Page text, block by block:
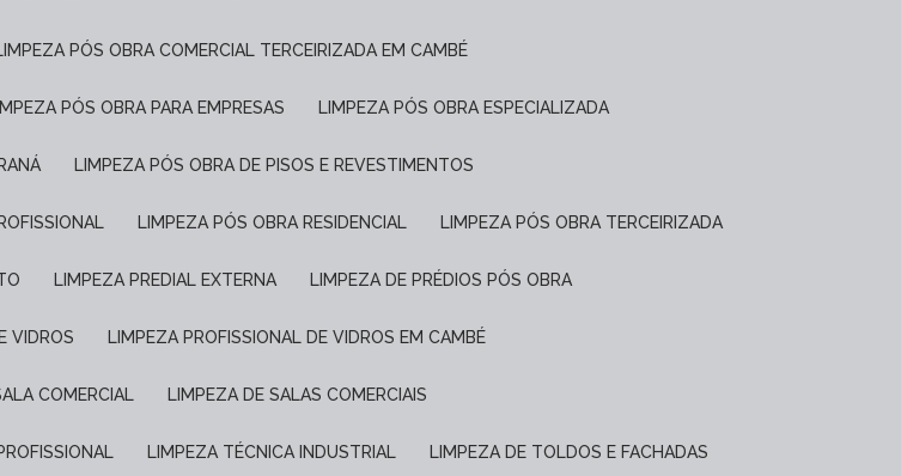
LIMPEZA PÓS OBRA COMERCIAL TERCEIRIZADA EM CAMBÉ
LIMPEZA PÓS OBRA PARA EMPRESAS LIMPEZA PÓS OBRA ESPECIALIZADA
LIMPEZA PÓS OBRA DE PISOS E REVESTIMENTOS
LIMPEZA PÓS OBRA RESIDENCIAL LIMPEZA PÓS OBRA TERCEIRIZADA
LIMPEZA PREDIAL EXTERNA LIMPEZA DE PRÉDIOS PÓS OBRA
VIDROS LIMPEZA PROFISSIONAL DE VIDROS EM CAMBÉ
COMERCIAL LIMPEZA DE SALAS COMERCIAIS
LIMPEZA TÉCNICA INDUSTRIAL LIMPEZA DE TOLDOS E FACHADAS